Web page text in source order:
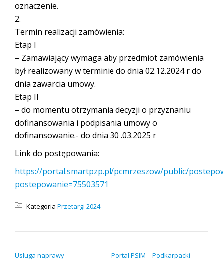
oznaczenie.
2.
Termin realizacji zamówienia:
Etap I
– Zamawiający wymaga aby przedmiot zamówienia
był realizowany w terminie do dnia 02.12.2024 r do
dnia zawarcia umowy.
Etap II
– do momentu otrzymania decyzji o przyznaniu
dofinansowania i podpisania umowy o
dofinansowanie.- do dnia 30 .03.2025 r
Link do postępowania:
https://portal.smartpzp.pl/pcmrzeszow/public/
postepowanie=75503571
Kategoria Przetargi 2024
Usługa naprawy
Portal PSIM – Podkarpacki